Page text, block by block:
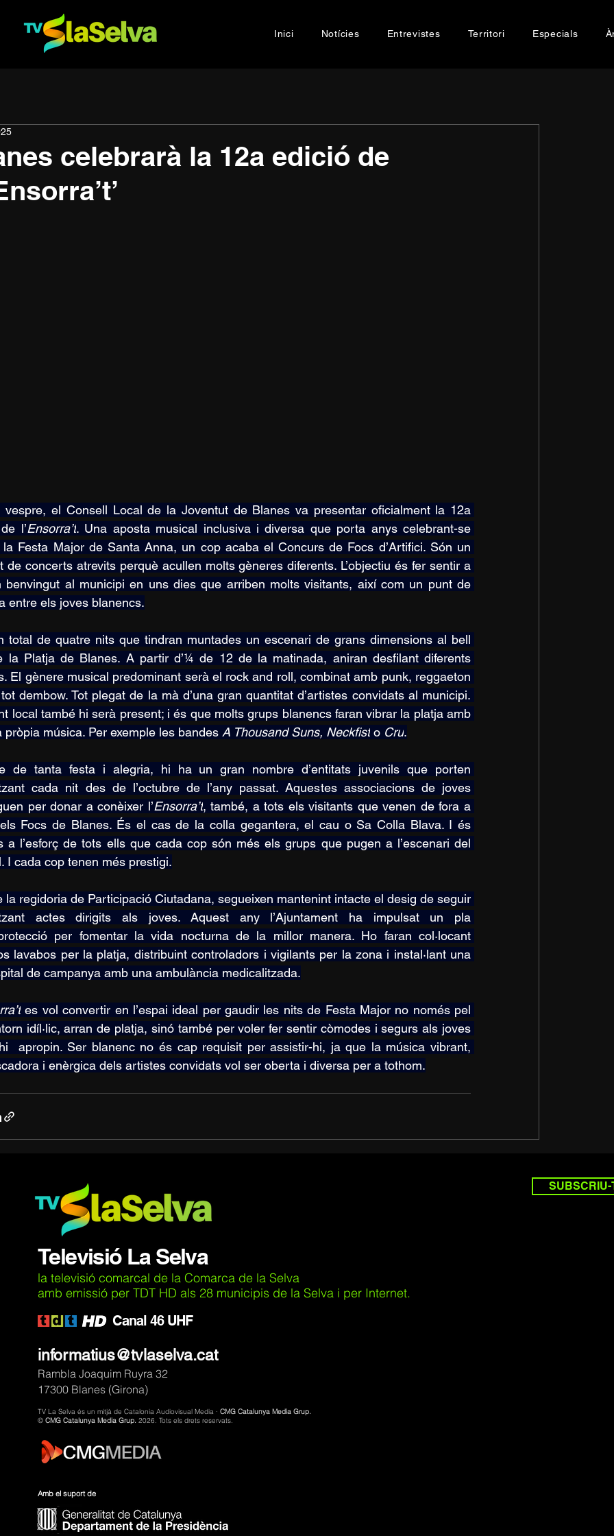
Inici Notícies Entrevistes Territori Especials
celebrarà la 12a edició de
vespre, el Consell Local de la Joventut de Blanes va presentar oficialment la 12a
l’Ensorra’t. Una aposta musical inclusiva i diversa que porta anys celebrant-se
la Festa Major de Santa Anna, un cop acaba el Concurs de Focs d’Artifici. Són un
de concerts atrevits perquè acullen molts gèneres diferents. L’objectiu és fer sentir a
benvingut al municipi en uns dies que arriben molts visitants, així com un punt de
entre els joves blanencs.
total de quatre nits que tindran muntades un escenari de grans dimensions al bell
la Platja de Blanes. A partir d’¼ de 12 de la matinada, aniran desfilant diferents
El gènere musical predominant serà el rock and roll, combinat amb punk, reggaeton
dembow. Tot plegat de la mà d’una gran quantitat d’artistes convidats al municipi.
local també hi serà present; i és que molts grups blanencs faran vibrar la platja amb
pròpia música. Per exemple les bandes A Thousand Suns, Neckfist o Cru.
de tanta festa i alegria, hi ha un gran nombre d’entitats juvenils que porten
cada nit des de l’octubre de l’any passat. Aquestes associacions de joves
per donar a conèixer l’Ensorra’t, també, a tots els visitants que venen de fora a
Focs de Blanes. És el cas de la colla gegantera, el cau o Sa Colla Blava. I és
a l’esforç de tots ells que cada cop són més els grups que pugen a l’escenari del
I cada cop tenen més prestigi.
la regidoria de Participació Ciutadana, segueixen mantenint intacte el desig de seguir
actes dirigits als joves. Aquest any l’Ajuntament ha impulsat un pla
per fomentar la vida nocturna de la millor manera. Ho faran col·locant
lavabos per la platja, distribuint controladors i vigilants per la zona i instal·lant una
de campanya amb una ambulància medicalitzada.
es vol convertir en l’espai ideal per gaudir les nits de Festa Major no només pel
idíl·lic, arran de platja, sinó també per voler fer sentir còmodes i segurs als joves
apropin. Ser blanenc no és cap requisit per assistir-hi, ja que la música vibrant,
i enèrgica dels artistes convidats vol ser oberta i diversa per a tothom.
Televisió La Selva
la televisió comarcal de la Comarca de la Selva
amb emissió per TDT HD als 28 municipis de la Selva i per Internet.
Canal 46 UHF
informatius@tvlaselva.cat
Rambla Joaquim Ruyra 32
17300 Blanes (Girona)
TV La Selva és un mitjà de Catalonia Audiovisual Media · CMG Catalunya Media Grup.
© CMG Catalunya Media Grup. 2026. Tots els drets reservats.
Amb el suport de
SUBSCRIU-